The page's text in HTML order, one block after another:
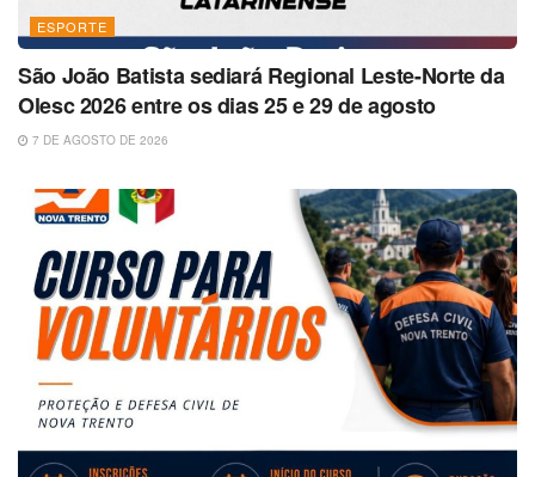
ESPORTE
São João Batista sediará Regional Leste-Norte da
Olesc 2026 entre os dias 25 e 29 de agosto
7 DE AGOSTO DE 2026